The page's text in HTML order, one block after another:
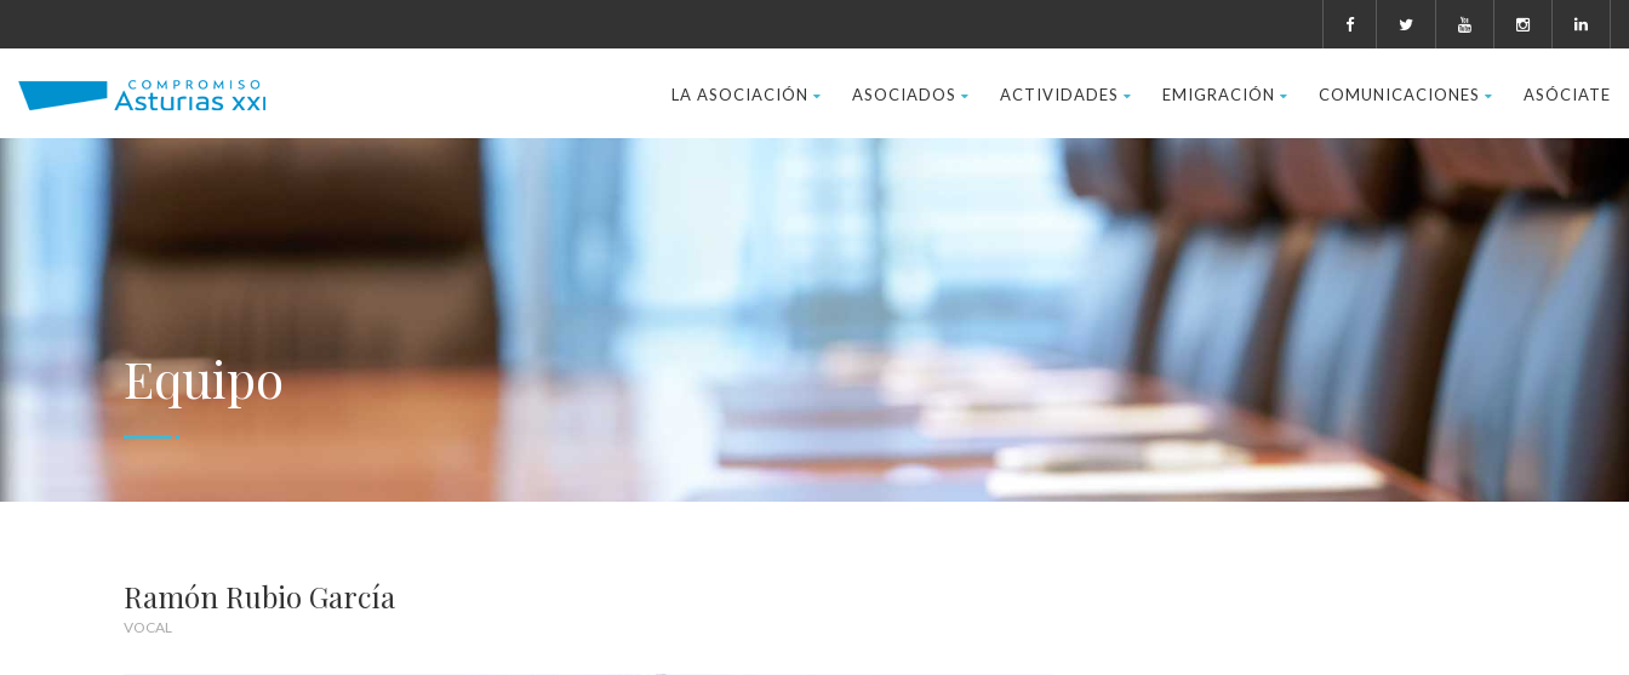
LA ASOCIACIÓN ASOCIADOS ACTIVIDADES EMIGRACIÓN COMUNICACIONES ASÓCIATE
Equipo
Ramón Rubio García
VOCAL